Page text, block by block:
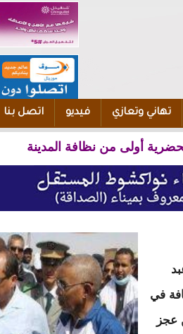
تهاني وتعازي فيديو اتصل بنا
أولى من نظافة المدينة
في
عجز